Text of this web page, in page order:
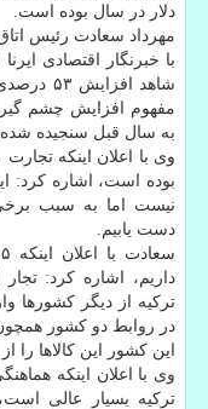
دلار در سال بوده است.
مهرداد سعادت رئیس
شاهد
مفهوم افزایش چشم گیر
به سال قبل سنجیده
بوده است، اشاره کرد:
نیست اما به سبب
دست یابیم.
داریم، اشاره کرد: تجار
ترکیه از دیگر کشورها
در روابط دو کشور
این کشور این کالاها را
وی با اعلان اینکه
ترکیه بسیار عالی